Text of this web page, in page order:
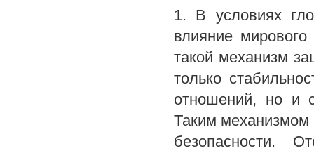
1. В условиях
влияние
такой механизм
только
отношений, но и
Таким механизмом
безопасности.